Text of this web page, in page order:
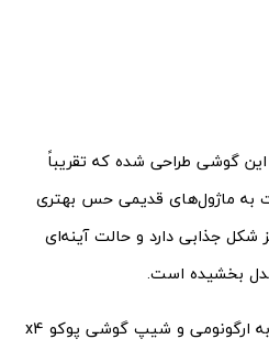
گوشی طراحی شده که تقریباً
ماژول‌های قدیمی حس بهتری
شکل جذابی دارد و حالت آینه‌ای
بخشیده است.
ناگفته نماند علاوه بر زیبایی، به ارگونومی و شیپ گوشی پوکو x4